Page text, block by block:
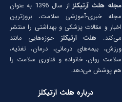
مجله هلث آرتیکلز
از سال 1396 به عنوان
مجله خبری-آموزشی سلامت، بروزترین
اخبار و مقالات پزشکی و بهداشتی را منتشر
می‌کند. هلث آرتیکلز حوزه‌هایی مانند
ورزش، بیمه‌های درمانی، درمان، تغذیه،
سلامت روان، خانواده و فناوری سلامت را
هم پوشش می‌دهد.
درباره هلث آرتیکلز